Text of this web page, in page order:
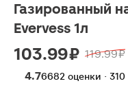
Газированный
Evervess 1л
103.99 ₽ 119.99 ₽
4.76682 оценки · 310